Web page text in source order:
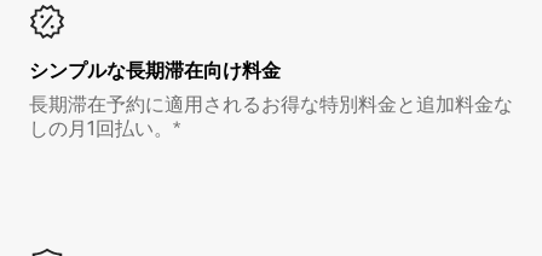
シンプルな長期滞在向け料金
長期滞在予約に適用されるお得な特別料金と追加料金な
しの月1回払い。*